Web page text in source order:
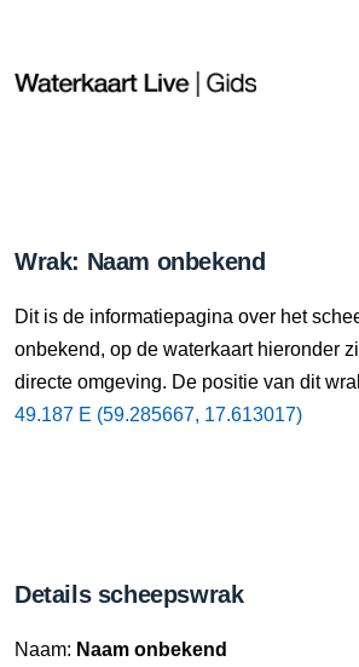
Wrak: Naam onbekend
Dit is de informatiepagina over het
onbekend, op de waterkaart hieronder
directe omgeving. De positie van dit
49.187 E (59.285667, 17.613017)
Details scheepswrak
Naam: Naam onbekend